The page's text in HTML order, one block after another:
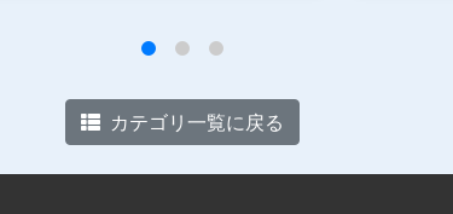
カテゴリ一覧に戻る